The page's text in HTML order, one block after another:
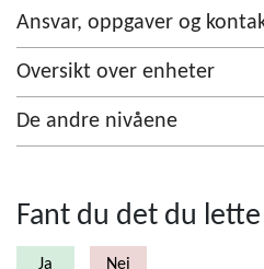
Ansvar, oppgaver og
Oversikt over enheter
De andre nivåene
Fant du det du